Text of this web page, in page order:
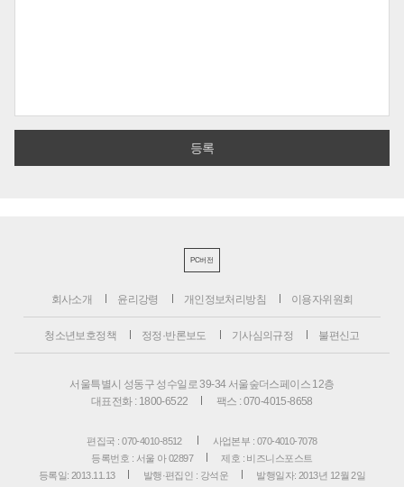
PC버전
회사소개 윤리강령 개인정보처리방침 이용자위원회
청소년보호정책 정정·반론보도 기사심의규정 불편신고
서울특별시 성동구 성수일로 39-34 서울숲더스페이스 12층
대표전화 : 1800-6522
팩스 : 070-4015-8658
편집국 : 070-4010-8512
사업본부 : 070-4010-7078
등록번호 : 서울 아 02897
제호 : 비즈니스포스트
등록일: 2013.11.13
발행·편집인 : 강석운
발행일자: 2013년 12월 2일